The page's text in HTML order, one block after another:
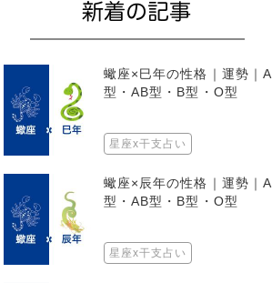
蠍座×巳年の性格｜運勢｜A
型・AB型・B型・O型
星座x干支占い
蠍座×辰年の性格｜運勢｜A
型・AB型・B型・O型
星座x干支占い